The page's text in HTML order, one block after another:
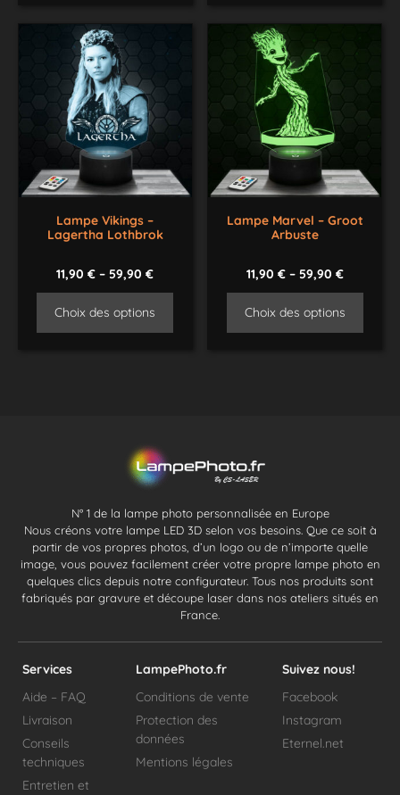
Lampe Vikings –
Lagertha Lothbrok
11,90€ –59,90€
Choix des options
Lampe Marvel – Groot
Arbuste
11,90 €– 59,90 €
Choix des options
N° 1 de la lampe photo personnalisée en Europe
Nous créons votre lampe LED 3D selon vos besoins. Que ce soit à
partir de vos propres photos, d’un logo ou de n’importe quelle
image, vous pouvez facilement créer votre propre lampe photo en
quelques clics depuis notre configurateur. Tous nos produits sont
fabriqués par gravure et découpe laser dans nos ateliers situés en
France.
Services
Aide – FAQ
Livraison
Conseils
techniques
Entretien et
LampePhoto.fr
Conditions de vente
Protection des
données
Mentions légales
Suivez nous!
Facebook
Instagram
Eternel.net